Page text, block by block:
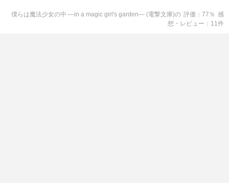
僕らは魔法少女の中 ―in a magic girl's garden― (電撃文庫)の 評価 77 ％ 感
想・レビュー
11件